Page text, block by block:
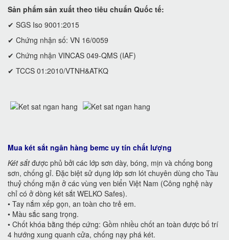
Sản phẩm sản xuất theo tiêu chuẩn Quốc tế:
✔ SGS Iso 9001:2015
✔ Chứng nhận số: VN 16/0059
✔ Chứng nhận VINCAS 049-QMS (IAF)
✔ TCCS 01:2010/VTNH&ATKQ
Mua két sắt ngân hàng bemc uy tín chất lượng
Két sắtđược phủ bởi các lớp sơn dày, bóng, mịn và chống bong
sơn, chống gỉ. Đặc biệt sử dụng lớp sơn lót chuyên dùng cho Tàu
thuỷ chống mặn ở các vùng ven biển Việt Nam (Công nghệ này
chỉ có ở dòng két sắt WELKO Safes).
• Tay nắm xếp gọn, an toàn cho trẻ em.
• Màu sắc sang trọng.
• Chốt khóa bằng thép cứng: Gồm nhiều chốt an toàn được bố trí
4 hướng xung quanh cửa, chống nạy phá két.